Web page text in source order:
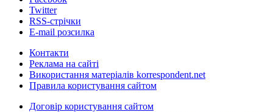
Twitter
RSS-стрічки
E-mail розсилка
Контакти
Реклама на сайті
Використання матеріалів korrespondent.net
Правила користування сайтом
Договір користування сайтом